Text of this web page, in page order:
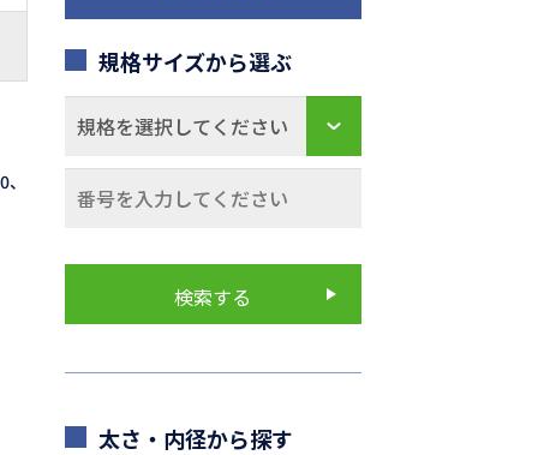
規格サイズから選ぶ
太さ・内径から探す